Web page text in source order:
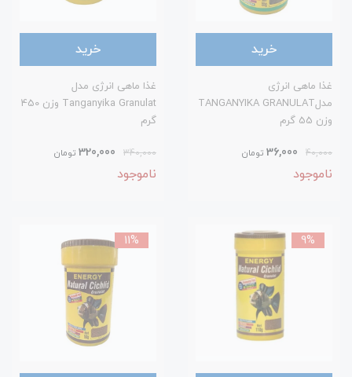
خرید
غذا ماهی انرژی
مدلTANGANYIKA GRANULAT
وزن 55 گرم
40,000
36,000 تومان
ناموجود
خرید
غذا ماهی انرژی مدل
Tanganyika Granulat وزن 450
گرم
340,000
320,000 تومان
ناموجود
9%
11%